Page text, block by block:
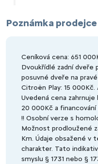
Poznámka prodejce
Ceníková cena: 651
Dvoukřídlé zadní dveře
posuvné dveře na
Citroën Play: 15 000Kč.
Uvedená cena
20 000Kč a
!! Osobní verze s
Možnost prodloužené
Km. Údaje obsažené
charakter. Tato
smyslu § 1731 nebo §